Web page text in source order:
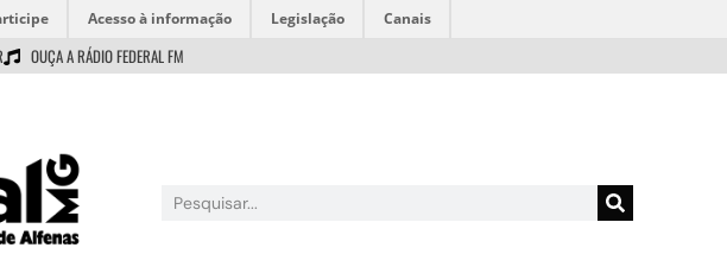
Acesso à informação Legislação Canais
OUÇA A RÁDIO FEDERAL FM